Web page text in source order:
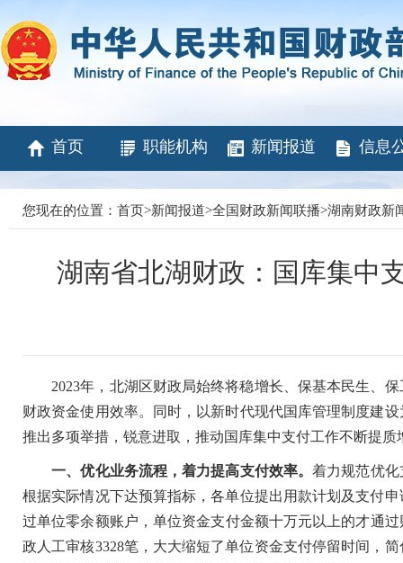
首页 职能机构 新闻报道 信息
您现在的位置： 首页>新闻报道>全国财政新闻联播>湖南财政新
湖南省北湖财政：国库集中
2023年，北湖区财政局始终将稳增长、保基本民生、保
财政资金使用效率。同时，以新时代现代国库管理制度建
推出多项举措，锐意进取，推动国库集中支付工作不断提质
一、优化业务流程，着力提高支付效率。着力规范优
根据实际情况下达预算指标，各单位提出用款计划及支付
过单位零余额账户，单位资金支付金额十万元以上的才通
政人工审核3328笔，大大缩短了单位资金支付停留时间，